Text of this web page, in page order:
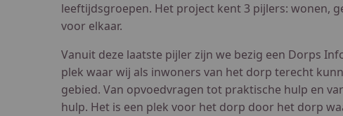
leeftijdsgroepen. Het project kent 3 pijlers: wonen,
voor elkaar.
Vanuit deze laatste pijler zijn we bezig een Dorps
plek waar wij als inwoners van het dorp terecht
gebied. Van opvoedvragen tot praktische hulp en
hulp. Het is een plek voor het dorp door het dorp